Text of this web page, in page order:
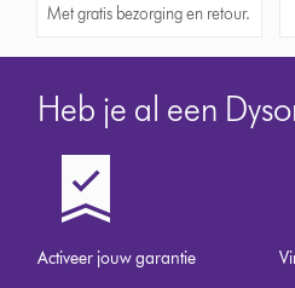
Met gratis bezorging en retour.
Heb je al een
Activeer jouw garantie